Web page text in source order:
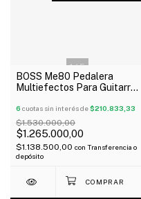
1/5
BOSS Me80 Pedalera
Multiefectos Para Guitarra
6 cuotas sin interés de$210.833,33
$1.530.000,00
$1.265.000,00
$1.138.500,00 con Transferencia o
depósito